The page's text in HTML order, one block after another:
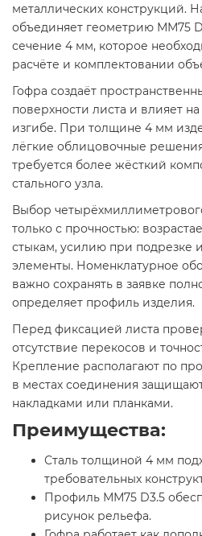
металлических конструкций.
объединяет геометрию ММ75
сечение 4 мм, которое
расчёте и комплектовании
Гофра создаёт
поверхности листа и влияет
изгибе. При толщине 4 мм
лёгкие облицовочные
требуется более жёсткий
стального узла.
Выбор
только с прочностью:
стыкам, усилию при подрезке
элементы. Номенклатурное
важно сохранять в заявке
определяет профиль изделия.
Перед фиксацией листа
отсутствие перекосов и
Крепление располагают по
в местах соединения
накладками или планками.
Преимущества:
Сталь толщиной 4 мм
требовательных
Профиль ММ75 D3.5
рисунок рельефа.